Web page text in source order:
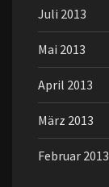
Juli 2013
Mai 2013
April 2013
März 2013
Februar 2013